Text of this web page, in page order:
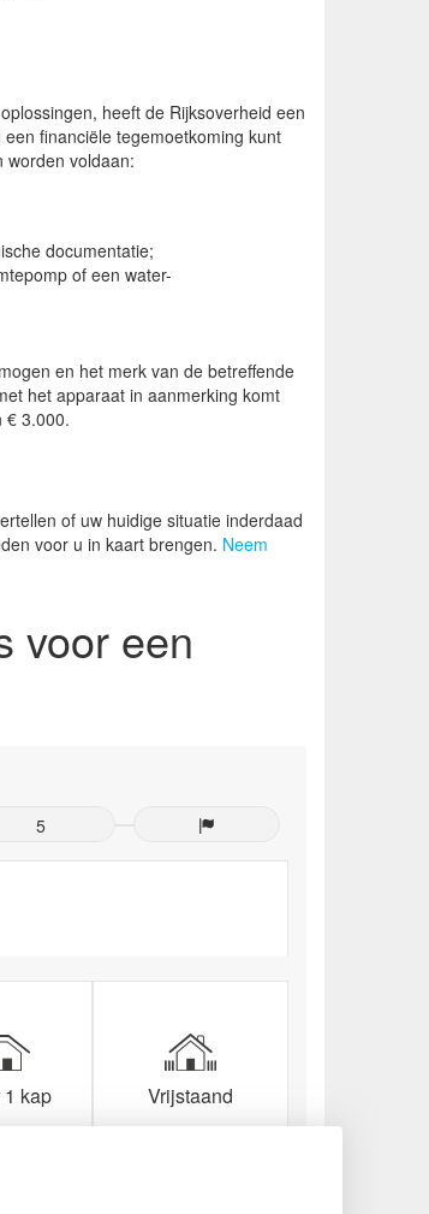
heeft de Rijksoverheid een
financiële tegemoetkoming kunt
worden voldaan:
documentatie;
of een water-
en het merk van de betreffende
het apparaat in aanmerking komt
€ 3.000.
of uw huidige situatie inderdaad
voor u in kaart brengen. Neem
voor een
5
kap Vrijstaand